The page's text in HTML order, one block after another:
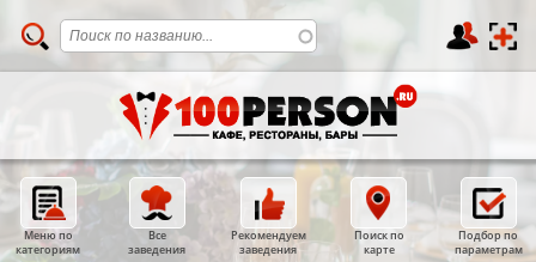
Меню по
категориям
Все
заведения
Рекомендуем
заведения
Поиск по
карте
Подбор по
параметрам